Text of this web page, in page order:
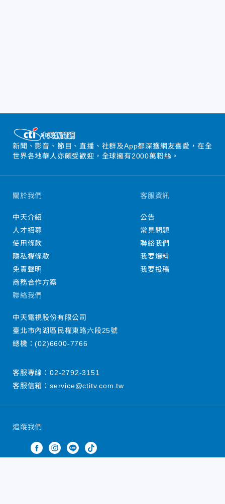
新聞、影音、節目、直播、社群及App都深獲網友喜愛，在全
世界各地華人亦頗受歡迎，全球擁有2000萬粉絲。
追蹤我們
關於我們
中天介紹
人才招募
使用條款
隱私權條款
免責聲明
商務合作方案
客服資訊
公告
常見問題
聯絡我們
我要爆料
我要投稿
聯絡我們
中天電視股份有限公司
臺北市內湖區民權東路六段25號
總機：(02)6600-7766
客服專線： 02-2792-3151
客服信箱： service@ctitv.com.tw